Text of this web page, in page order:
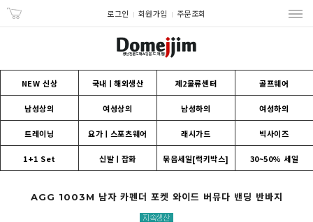
로그인 회원가입 주문조회
NEW 신상 국내ㅣ해외생산 제2물류센터 골프웨어
남성상의 여성상의 남성하의 여성하의
트레이닝 요가ㅣ스포츠웨어 래시가드 빅사이즈
1+1 Set 신발ㅣ잡화 묶음세일[럭키박스] 30~50% 세일
AGG 1003M 남자 카펜더 포켓 와이드 버뮤다 밴딩 반바지